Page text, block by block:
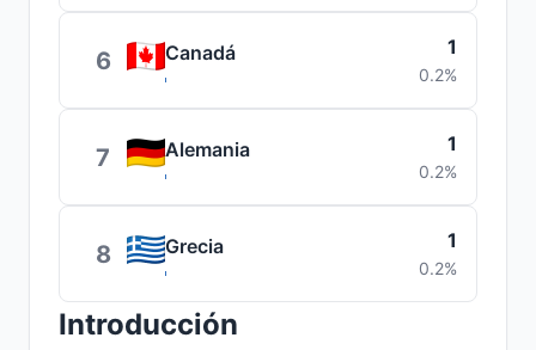
6 Canadá 1
0.2%
7 Alemania 1
0.2%
8 Grecia 1
0.2%
Introducción